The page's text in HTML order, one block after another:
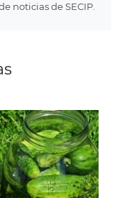
noticias de SECIP.